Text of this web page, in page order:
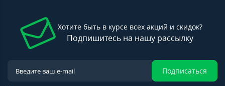
Хотите быть в курсе всех акций и скидок?
Подпишитесь на нашу рассылку
Подписаться